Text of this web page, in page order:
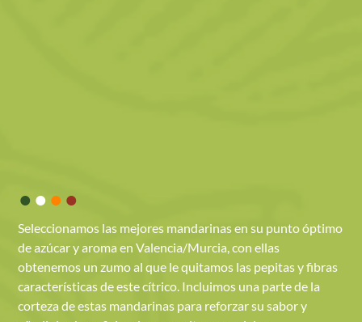
••••
Seleccionamos las mejores mandarinas en su punto óptimo
de azúcar y aroma en Valencia/Murcia, con ellas
obtenemos un zumo al que le quitamos las pepitas y fibras
características de este cítrico. Incluimos una parte de la
corteza de estas mandarinas para reforzar su sabor y